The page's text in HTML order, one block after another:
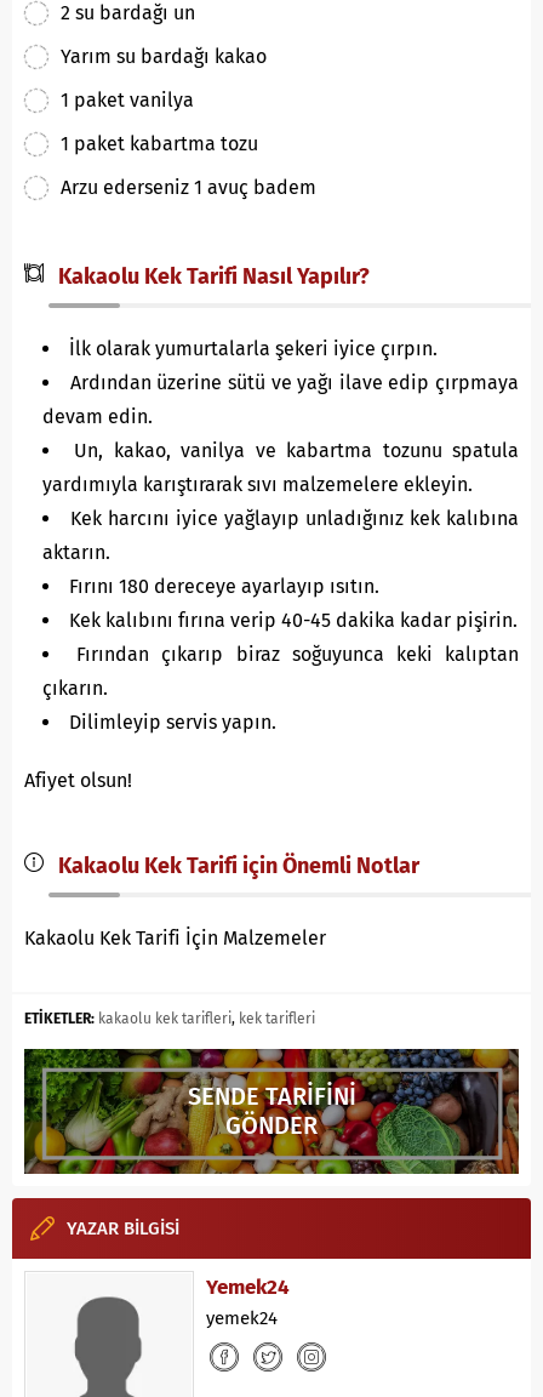
2 su bardağı un
Yarım su bardağı kakao
1 paket vanilya
1 paket kabartma tozu
Arzu ederseniz 1 avuç badem
Kakaolu Kek Tarifi Nasıl Yapılır?
İlk olarak yumurtalarla şekeri iyice çırpın.
Ardından üzerine sütü ve yağı ilave edip çırpmaya
devam edin.
Un, kakao, vanilya ve kabartma tozunu spatula
yardımıyla karıştırarak sıvı malzemelere ekleyin.
Kek harcını iyice yağlayıp unladığınız kek kalıbına
aktarın.
Fırını 180 dereceye ayarlayıp ısıtın.
Kek kalıbını fırına verip 40-45 dakika kadar pişirin.
Fırından çıkarıp biraz soğuyunca keki kalıptan
çıkarın.
Dilimleyip servis yapın.
Afiyet olsun!
Kakaolu Kek Tarifi için Önemli Notlar
Kakaolu Kek Tarifi İçin Malzemeler
ETİKETLER: kakaolu kek tarifleri, kek tarifleri
SENDE TARİFİNİ
GÖNDER
YAZAR BİLGİSİ
Yemek24
yemek24